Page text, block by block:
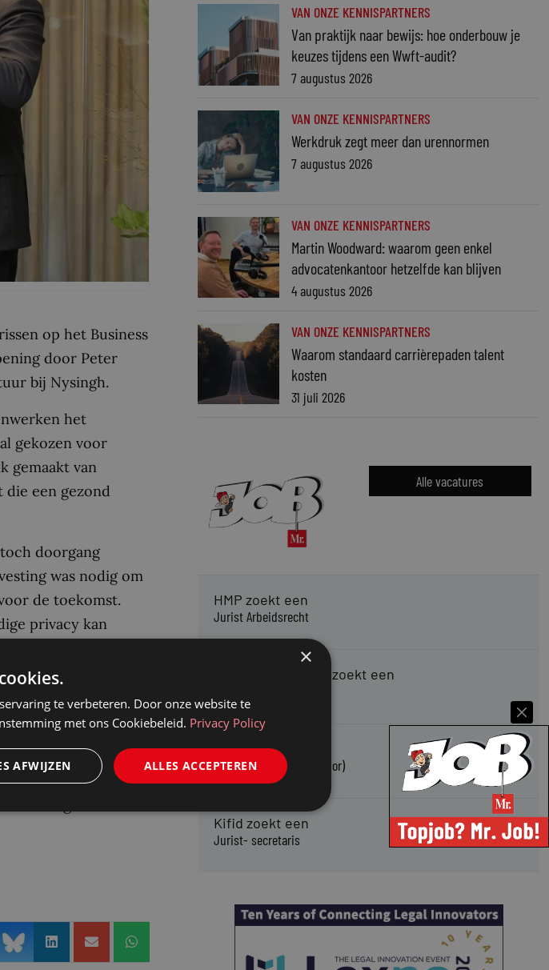
op het Business
door Peter
bij Nysingh.
het
gekozen voor
gemaakt van
een gezond
doorgang
was nodig om
de toekomst.
privacy kan
te werken.
af te
voor
wonen, te werken
op topniveau
burgemeester
VAN ONZE KENNISPARTNERS
Van praktijk naar bewijs: hoe onderbouw je
keuzes tijdens een Wwft-audit?
7 augustus 2026
VAN ONZE KENNISPARTNERS
Werkdruk zegt meer dan urennormen
7 augustus 2026
VAN ONZE KENNISPARTNERS
Martin Woodward: waarom geen enkel
advocatenkantoor hetzelfde kan blijven
4 augustus 2026
VAN ONZE KENNISPARTNERS
Waarom standaard carrièrepaden talent
kosten
31 juli 2026
Alle vacatures
HMP zoekt een
Jurist Arbeidsrecht
Gemeente Meppel zoekt een
CAOP zoekt een
Juridisch adviseur (junior)
Kifid zoekt een
Jurist- secretaris
×
te verbeteren. Door onze website te
met ons Cookiebeleid. Privacy Policy
ALLES ACCEPTEREN
AFWIJZEN